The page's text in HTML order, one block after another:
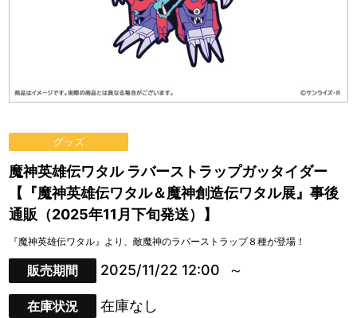
グッズ
魔神英雄伝ワタル ラバーストラップガッタイダー
【『魔神英雄伝ワタル＆魔神創造伝ワタル展』事後
通販（2025年11月下旬発送）】
『魔神英雄伝ワタル』より、敵魔神のラバーストラップ８種が登場！
販売期間 2025/11/22 12:00
在庫状況 在庫なし